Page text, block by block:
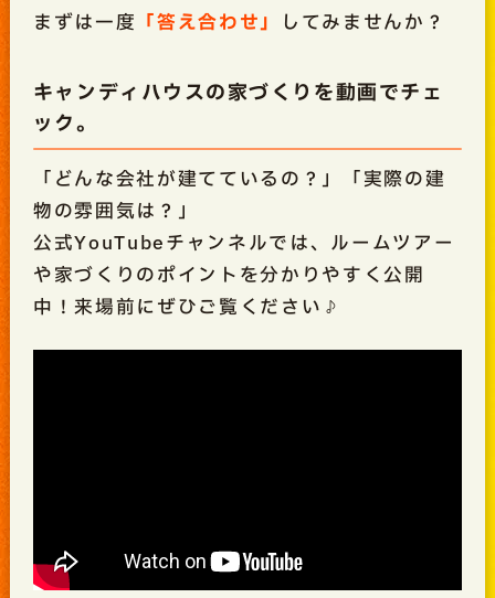
まずは一度 「答え合わせ」 してみませんか？
キャンディハウスの家づくりを動画でチェ
ック。
「どんな会社が建てているの？」「実際の建
物の雰囲気は？」
公式YouTubeチャンネルでは、ルームツアー
や家づくりのポイントを分かりやすく公開
中！来場前にぜひご覧ください♪